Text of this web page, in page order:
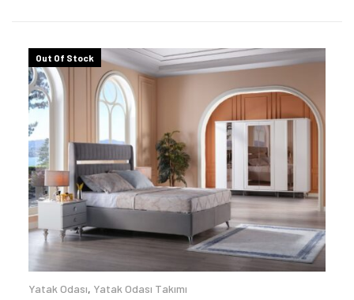
Out Of Stock
Yatak Odası, Yatak Odası Takımı